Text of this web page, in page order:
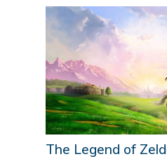
The Legend of